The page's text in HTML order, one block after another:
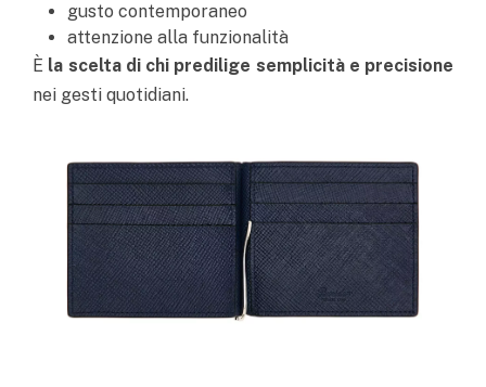
gusto contemporaneo
attenzione alla funzionalità
È la scelta di chi predilige semplicità e precisione
nei gesti quotidiani.